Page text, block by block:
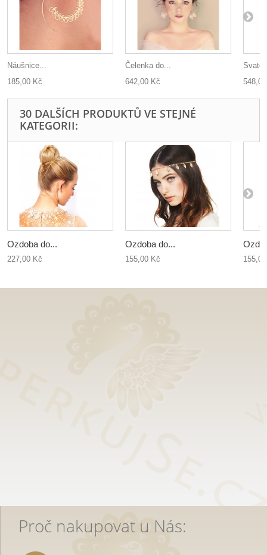
Náušnice...
185,00 Kč
Čelenka do...
642,00 Kč
30 DALŠÍCH PRODUKTŮ VE STEJNÉ
KATEGORII:
Ozdoba do...
227,00 Kč
Ozdoba do...
155,00 Kč
Proč nakupovat u Nás: